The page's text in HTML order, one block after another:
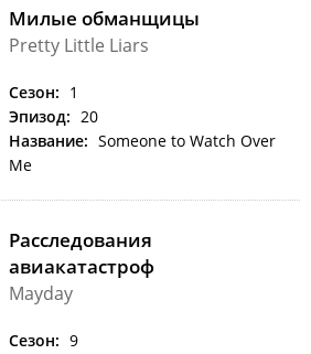
Милые обманщицы
Pretty Little Liars
Сезон: 1
Эпизод: 20
Название: Someone to Watch Over
Me
Расследования
авиакатастроф
Mayday
Сезон: 9